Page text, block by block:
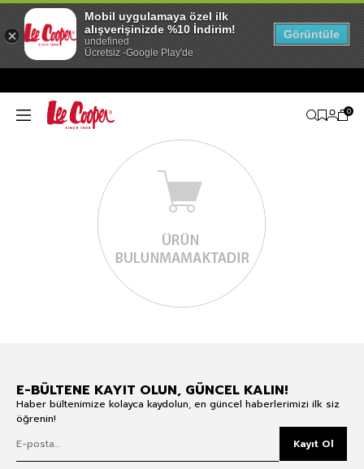
0
E-BÜLTENE KAYIT OLUN, GÜNCEL KALIN!
Haber bültenimize kolayca kaydolun, en güncel haberlerimizi ilk siz
öğrenin!
Kayıt Ol
Mobil uygulamaya özel ilk
alışverişinizde %10 İndirim!
undefined
Ücretsiz -Google Play'de
Görüntüle